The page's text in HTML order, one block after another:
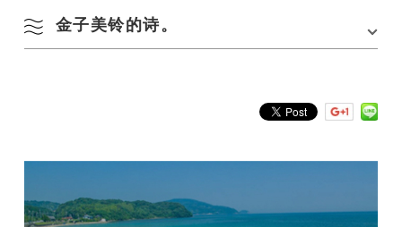
0837-27-0074
金子美铃的诗。
卷心菜是绿色的
我该买什么呢？
白鸽咕咕地叫着，